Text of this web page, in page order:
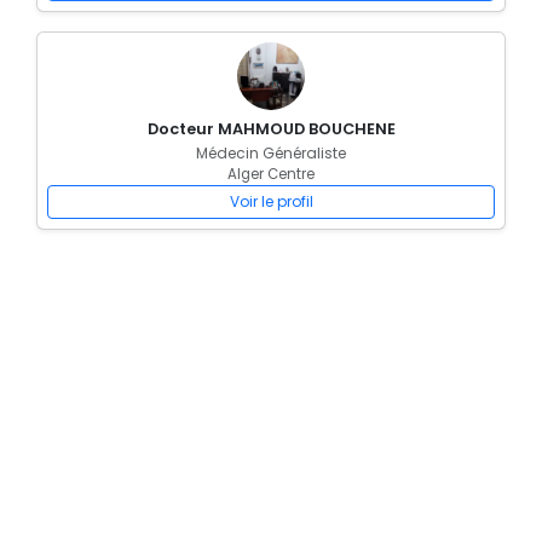
Docteur MAHMOUD BOUCHENE
Médecin Généraliste
Alger Centre
Voir le profil